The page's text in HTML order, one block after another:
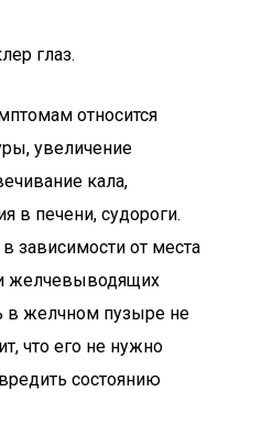
глаз.
относится
увеличение
кала,
в печени, судороги.
от места
желчевыводящих
в желчном пузыре не
что его не нужно
состоянию